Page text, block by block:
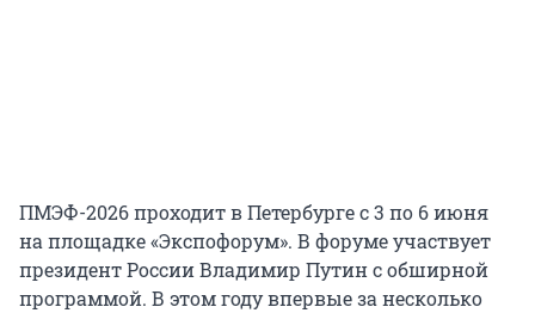
ПМЭФ-2026 проходит в Петербурге с 3 по 6 июня
на площадке «Экспофорум». В форуме участвует
президент России Владимир Путин с обширной
программой. В этом году впервые за несколько